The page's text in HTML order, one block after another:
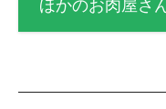
ほかのお肉屋さ